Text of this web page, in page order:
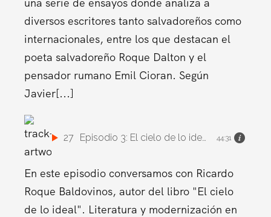
diversos escritores tanto salvadoreños como
internacionales, entre los que destacan el
poeta salvadoreño Roque Dalton y el
pensador rumano Emil Cioran. Según
Javier[...]
27 Episodio 3: El cielo de lo ideal. Literatura y modernización en El Salvador (1860 – 1920) 44:31
En este episodio conversamos con Ricardo
Roque Baldovinos, autor del libro "El cielo
de lo ideal". Literatura y modernización en